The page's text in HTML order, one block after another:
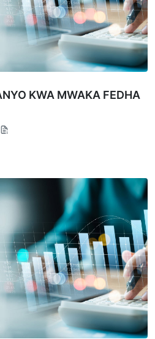
KWA MWAKA FEDHA